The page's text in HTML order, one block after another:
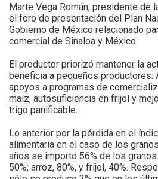
Marte Vega Román, presidente de
el foro de presentación del Plan
Gobierno de México relacionado
comercial de Sinaloa y México.
El productor priorizó mantener la
beneficia a pequeños productores.
apoyos a programas de
maíz, autosuficiencia en frijol y
trigo panificable.
Lo anterior por la pérdida en el
alimentaria en el caso de los
años se importó 56% de los
50%; arroz, 80%, y frijol, 40%.